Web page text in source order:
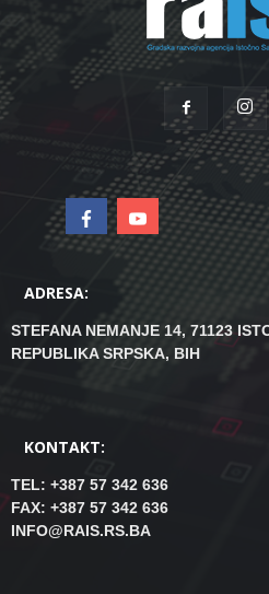
ADRESA:
STEFANA NEMANJE 14, 71123
REPUBLIKA SRPSKA, BIH
KONTAKT:
TEL: +387 57 342 636
FAX: +387 57 342 636
INFO@RAIS.RS.BA